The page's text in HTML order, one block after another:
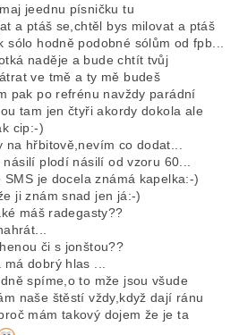
jeednu písničku tu
a ptáš se,chtěl bys milovat a ptáš
sólo hodně podobné sólům od fpb...
naděje a bude chtít tvůj
ve tmě a ty mě budeš
pak po refrénu navždy parádní
tam jen čtyři akordy dokola ale
cip:-)
na hřbitově,nevím co dodat...
plodí násilí od vzoru 60...
je docela známá kapelka:-)
ji znám snad jen já:-)
máš radegasty??
či s jonštou??
dobrý hlas ...
spíme,o to mže jsou všude
naše štěstí vždy,když dají ránu
mám takový dojem že je ta